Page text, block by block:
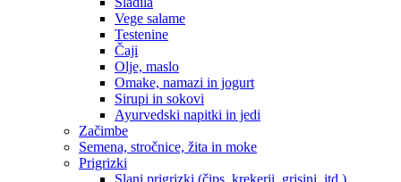
Vege salame
Testenine
Čaji
Olje, maslo
Omake, namazi in jogurt
Sirupi in sokovi
Ayurvedski napitki in jedi
Začimbe
Semena, stročnice, žita in moke
Prigrizki
Slani prigrizki (čips, krekerji, grisini, itd.)